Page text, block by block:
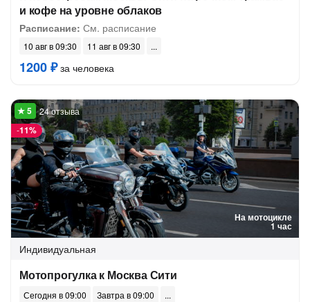
и кофе на уровне облаков
Расписание: См. расписание
10 авг в 09:30 11 авг в 09:30
1200 ₽за человека
На мотоцикле
1 час
-11%
24 отзыва
Индивидуальная
Мотопрогулка к Москва Сити
Сегодня в 09:00 Завтра в 09:00